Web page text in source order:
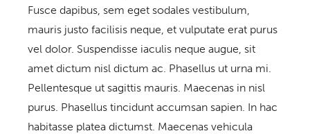
Fusce dapibus, sem eget sodales vestibulum,
mauris justo facilisis neque, et vulputate erat purus
vel dolor. Suspendisse iaculis neque augue, sit
amet dictum nisl dictum ac. Phasellus ut urna mi.
Pellentesque ut sagittis mauris. Maecenas in nisl
purus. Phasellus tincidunt accumsan sapien. In hac
habitasse platea dictumst. Maecenas vehicula